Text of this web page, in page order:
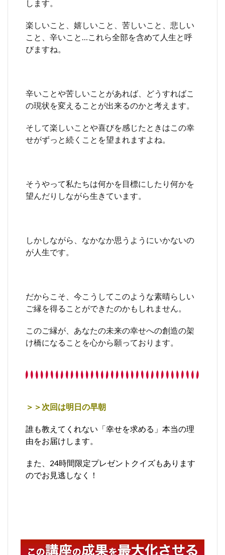
します。
楽しいこと、嬉しいこと、苦しいこと、悲しい
こと、辛いこと…これら全部を含めて人生と呼
びますね。
辛いことや苦しいことがあれば、どうすればこ
の現状を変えることが出来るのかと考えます。
そして楽しいことや喜びを感じたときはこの幸
せがずっと続くことを望まれますよね。
そうやって私たちは何かを目標にしたり何かを
望んだりしながら生きています。
しかしながら、なかなか思うようにいかないの
が人生です。
だからこそ、今こうしてこのような素晴らしい
ご縁を得ることができたのかもしれません。
このご縁が、あなたの未来の幸せへの創造の架
け橋になることを心から願っております。
＞＞次回は明日の早朝
誰も教えてくれない「幸せを求める」本当の理
由をお届けします。
また、24時間限定プレゼントクイズもあります
のでお見逃しなく！